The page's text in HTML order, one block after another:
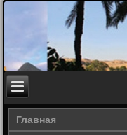
Главная